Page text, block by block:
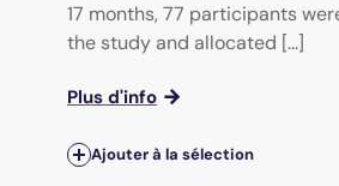
17 months, 77 participants
the study and allocated [...]
Plus d'info
Ajouter à la sélection